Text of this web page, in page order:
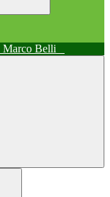
Marco Belli